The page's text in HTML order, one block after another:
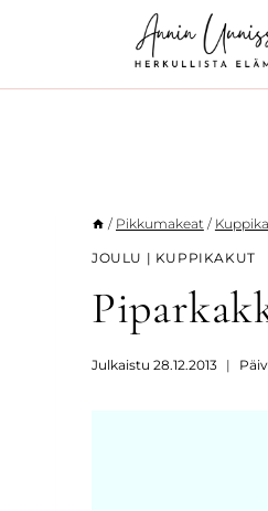
/ Pikkumakeat /
JOULU | KUPPIKAKUT
Julkaistu 28.12.2013